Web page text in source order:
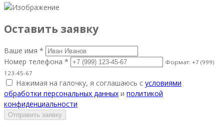
Оставить заявку
Ваше имя *
Номер телефона *
Формат: +7 (999)
123-45-67
Нажимая на галочку, я соглашаюсь с условиями
обработки персональных данных и политикой
конфиденциальности
Отправить заявку